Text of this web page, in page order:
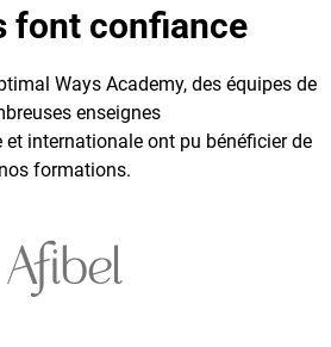
font confiance
Ways Academy, des équipes de
enseignes
et internationale ont pu bénéficier de
nos formations.